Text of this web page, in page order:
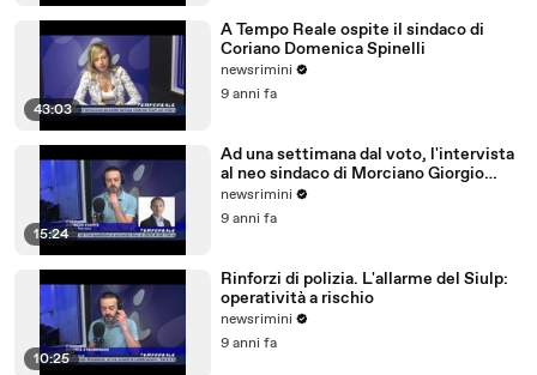
43:03
A Tempo Reale ospite il sindaco di
Coriano Domenica Spinelli
newsrimini
9 anni fa
15:24
Ad una settimana dal voto, l'intervista
al neo sindaco di Morciano Giorgio
Ciotti
newsrimini
9 anni fa
10:25
Rinforzi di polizia. L'allarme del Siulp:
operatività a rischio
newsrimini
9 anni fa